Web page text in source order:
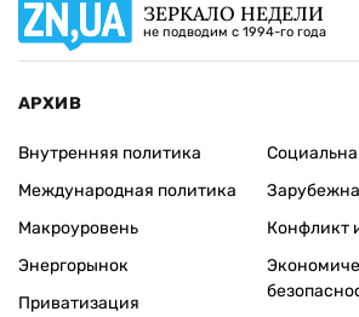
ЗЕРКАЛО НЕДЕЛИ
не подводим с 1994-го года
АРХИВ
Внутренняя политика
Международная политика
Макроуровень
Энергорынок
Приватизация
Конфликт